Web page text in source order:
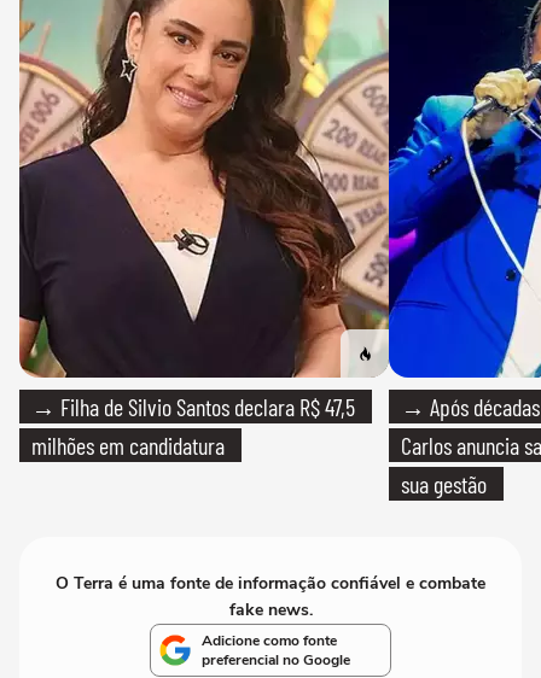
→ Filha de Silvio Santos declara R$ 47,5
milhões em candidatura
→ Após
Carlos anuncia
sua gestão
O Terra é uma fonte de informação confiável e combate
fake news.
Adicione como fonte
preferencial no Google